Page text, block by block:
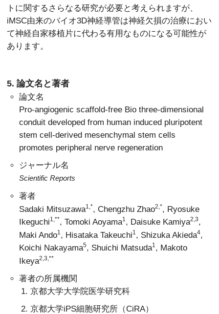
トに関するさらなる研究が必要と考えられますが、
iMSC由来のバイオ3D神経導管は神経欠損の治療におい
て神経自家移植片に代わる有用なものになる可能性が
あります。
5. 論文名と著者
論文名
Pro‑angiogenic scaffold‑free Bio three‑dimensional
conduit developed from human induced pluripotent
stem cell‑derived mesenchymal stem cells
promotes peripheral nerve regeneration
ジャーナル名
Scientific Reports
著者
Sadaki Mitsuzawa1,* , Chengzhu Zhao2,*
, Ryosuke
Ikeguchi1,**, Tomoki Aoyama1 , Daisuke Kamiya2,3,
Maki Ando1 , Hisataka Takeuchi1 , Shizuka Akieda4
Koichi Nakayama5, Shuichi Matsuda1 , Makoto
Ikeya2,3,**
著者の所属機関
京都大学大学院医学研究科
京都大学iPS細胞研究所（CiRA）